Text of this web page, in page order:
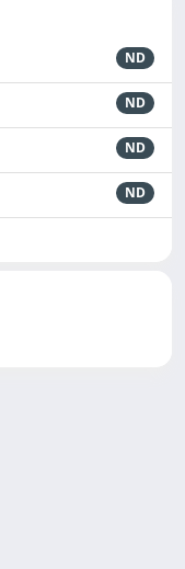
ND
ND
ND
ND